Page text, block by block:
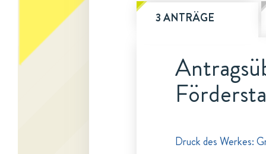
3 ANTRÄGE
Druck des Werkes: